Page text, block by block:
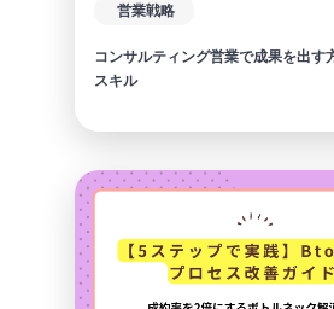
営業戦略
コンサルティング営業で成果を出す
スキル